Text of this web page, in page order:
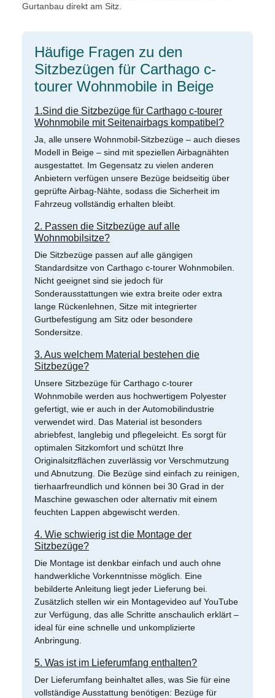
Gurtanbau direkt am Sitz.
Häufige Fragen zu den
Sitzbezügen für Carthago c-
tourer Wohnmobile in Beige
1.Sind die Sitzbezüge für Carthago c-tourer
Wohnmobile mit Seitenairbags kompatibel?
Ja, alle unsere Wohnmobil-Sitzbezüge – auch dieses
Modell in Beige – sind mit speziellen Airbagnähten
ausgestattet. Im Gegensatz zu vielen anderen
Anbietern verfügen unsere Bezüge beidseitig über
geprüfte Airbag-Nähte, sodass die Sicherheit im
Fahrzeug vollständig erhalten bleibt.
2. Passen die Sitzbezüge auf alle
Wohnmobilsitze?
Die Sitzbezüge passen auf alle gängigen
Standardsitze von Carthago c-tourer Wohnmobilen.
Nicht geeignet sind sie jedoch für
Sonderausstattungen wie extra breite oder extra
lange Rückenlehnen, Sitze mit integrierter
Gurtbefestigung am Sitz oder besondere
Sondersitze.
3. Aus welchem Material bestehen die
Sitzbezüge?
Unsere Sitzbezüge für Carthago c-tourer
Wohnmobile werden aus hochwertigem Polyester
gefertigt, wie er auch in der Automobilindustrie
verwendet wird. Das Material ist besonders
abriebfest, langlebig und pflegeleicht. Es sorgt für
optimalen Sitzkomfort und schützt Ihre
Originalsitzflächen zuverlässig vor Verschmutzung
und Abnutzung. Die Bezüge sind einfach zu reinigen,
tierhaarfreundlich und können bei 30 Grad in der
Maschine gewaschen oder alternativ mit einem
feuchten Lappen abgewischt werden.
4. Wie schwierig ist die Montage der
Sitzbezüge?
Die Montage ist denkbar einfach und auch ohne
handwerkliche Vorkenntnisse möglich. Eine
bebilderte Anleitung liegt jeder Lieferung bei.
Zusätzlich stellen wir ein Montagevideo auf YouTube
zur Verfügung, das alle Schritte anschaulich erklärt –
ideal für eine schnelle und unkomplizierte
Anbringung.
5. Was ist im Lieferumfang enthalten?
Der Lieferumfang beinhaltet alles, was Sie für eine
vollständige Ausstattung benötigen: Bezüge für